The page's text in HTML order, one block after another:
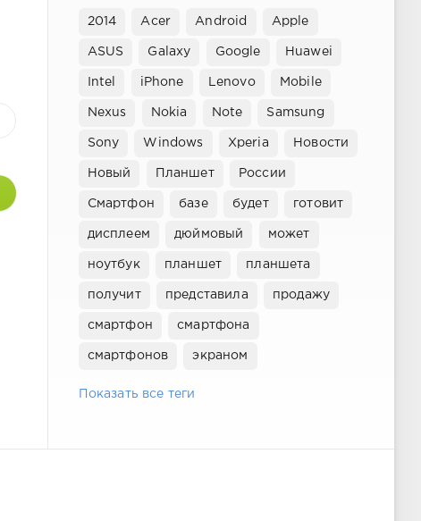
2014 Acer Android Apple
ASUS Galaxy Google Huawei
Intel iPhone Lenovo Mobile
Nexus Nokia Note Samsung
Sony Windows Xperia Новости
Новый Планшет России
Смартфон базе будет готовит
дисплеем дюймовый может
ноутбук планшет планшета
получит представила продажу
смартфон смартфона
смартфонов экраном
Показать все теги